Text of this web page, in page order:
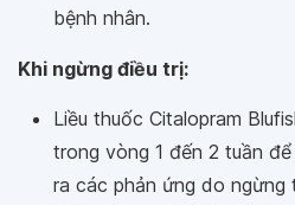
bệnh nhân.
Khi ngừng điều trị:
Liều thuốc Citalopram
trong vòng 1 đến 2 tuần
ra các phản ứng do